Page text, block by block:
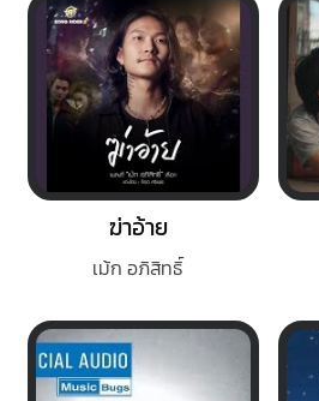
ฆ่าอ้าย
เม้ก อภิสิทธิ์